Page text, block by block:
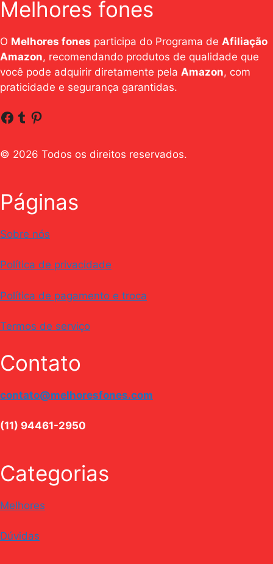
Melhores fones
O Melhores fones participa do Programa de Afiliação
Amazon, recomendando produtos de qualidade que
você pode adquirir diretamente pela Amazon, com
praticidade e segurança garantidas.
Facebook
Tumblr
Pinterest
© 2026 Todos os direitos reservados.
Páginas
Sobre nós
Política de privacidade
Política de pagamento e troca
Termos de serviço
Contato
contato@melhoresfones.com
(11) 94461-2950
Categorias
Melhores
Dúvidas